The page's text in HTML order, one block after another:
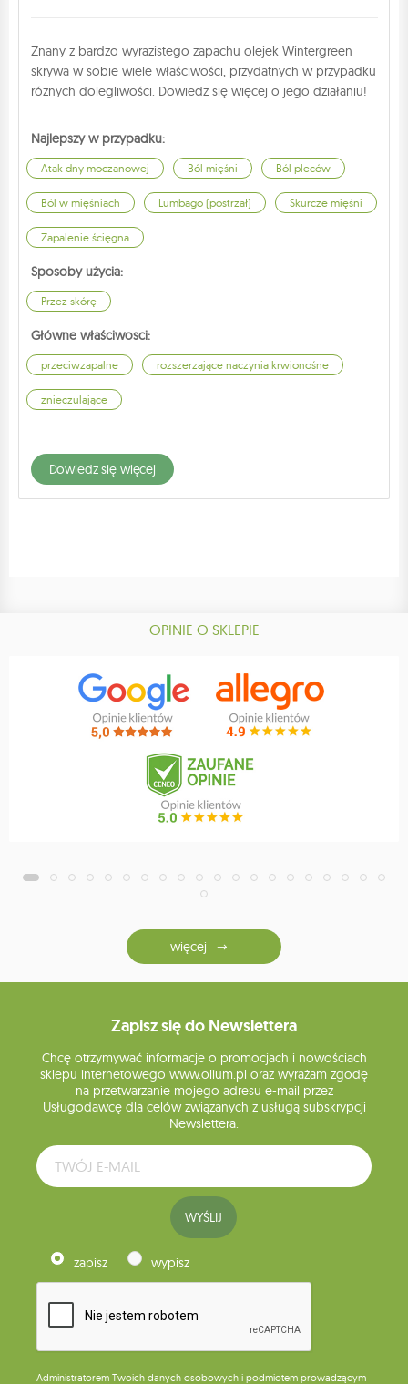
Znany z bardzo wyrazistego zapachu olejek Wintergreen
skrywa w sobie wiele właściwości, przydatnych w przypadku
różnych dolegliwości. Dowiedz się więcej o jego działaniu!
Najlepszy w przypadku:
Atak dny moczanowej Ból mięśni Ból pleców
Ból w mięśniach Lumbago (postrzał) Skurcze mięśni
Zapalenie ścięgna
Sposoby użycia:
Przez skórę
Główne właściwosci:
przeciwzapalne rozszerzające naczynia krwionośne
znieczulające
dowiedz się więcej
OPINIE O SKLEPIE
więcej
Zapisz się do Newslettera
Chcę otrzymywać informacje o promocjach i nowościach
sklepu internetowego www.olium.pl oraz wyrażam zgodę
na przetwarzanie mojego adresu e-mail przez
Usługodawcę dla celów związanych z usługą subskrypcji
Newslettera.
WYŚLIJ
zapisz wypisz
Administratorem Twoich danych osobowych i podmiotem prowadzącym